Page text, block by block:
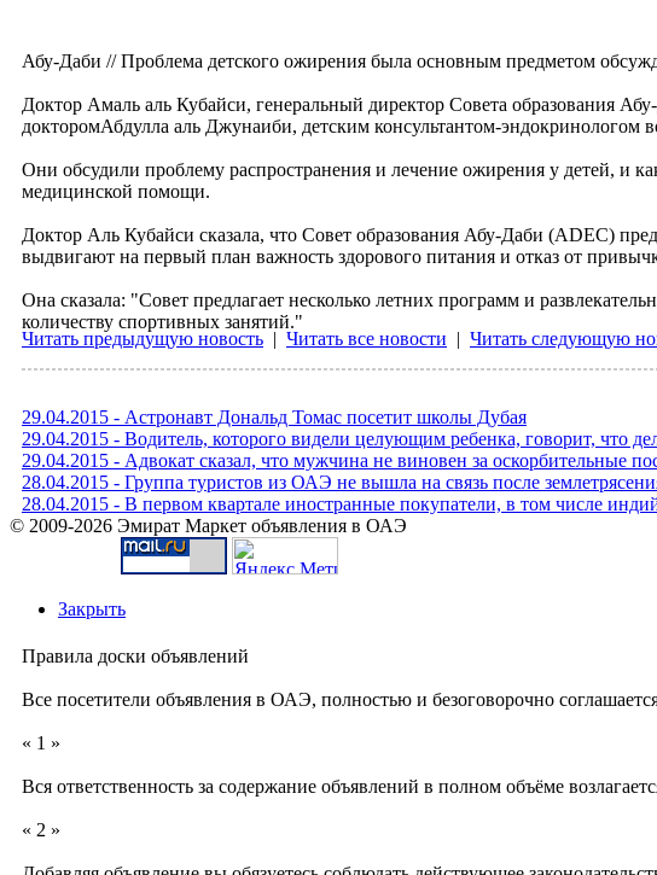
Абу-Даби // Проблема детского ожирения была основным предметом
Доктор Амаль аль Кубайси, генеральный директор Совета образования
докторомАбдулла аль Джунаиби, детским консультантом-эндокринологом
Они обсудили проблему распространения и лечение ожирения у детей, и
медицинской помощи.
Доктор Аль Кубайси сказала, что Совет образования Абу-Даби (ADEC)
выдвигают на первый план важность здорового питания и отказ от
Она сказала: "Совет предлагает несколько летних программ и
количеству спортивных занятий."
Читать предыдущую новость | Читать все новости | Читать следующую
29.04.2015 - Астронавт Дональд Томас посетит школы Дубая
29.04.2015 - Водитель, которого видели целующим ребенка, говорит, что
29.04.2015 - Адвокат сказал, что мужчина не виновен за оскорбительные
28.04.2015 - Группа туристов из ОАЭ не вышла на связь после
28.04.2015 - В первом квартале иностранные покупатели, в том числе
© 2009-2026 Эмират Маркет объявления в ОАЭ
Закрыть
Правила доски объявлений
Все посетители объявления в ОАЭ, полностью и безоговорочно
« 1 »
Вся ответственность за содержание объявлений в полном объёме
« 2 »